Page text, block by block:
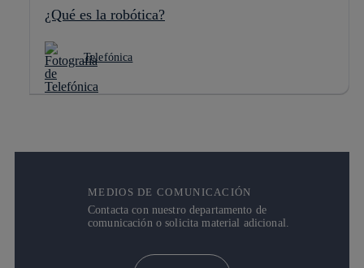
¿Qué es la robótica?
Telefónica
MEDIOS DE COMUNICACIÓN
Contacta con nuestro departamento de
comunicación o solicita material adicional.